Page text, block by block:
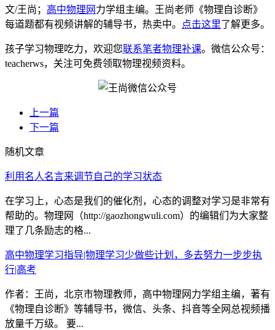
文/王尚； 高中物理网 力学组主编。王尚老师《物理自诊断》
每道题都有视频讲解的辅导书，热卖中。
点击这里了解更多。
孩子学习物理吃力，欢迎您联系笔者物理补课。微信公众号：
teacherws，关注可免费领取物理视频资料。
上一篇
下一篇
随机文章
利用名人名言来调节自己的学习状态
在学习上，心态是我们的催化剂，心态的调整对学习是非常有
帮助的。物理网（http://gaozhongwuli.com）的编辑们为大家整
理了几条励志的格...
高中物理学习指导|物理学习少做些计划，多去努力一步步执
行|高考
作者：王尚，北京市物理教师，高中物理网力学组主编，著有
《物理自诊断》等辅导书，微信、头条、抖音等全网总视频播
放量千万级。 要...